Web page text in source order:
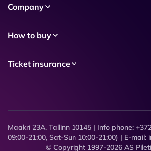
Company
How to buy
Ticket insurance
Maakri 23A, Tallinn 10145 | Info phone:
09:00-21:00, Sat-Sun 10:00-21:00) | E-mail:
© Copyright 1997-2026 AS